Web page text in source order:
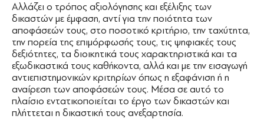
Αλλάζει ο τρόπος αξιολόγησης και εξέλιξης των
δικαστών με έμφαση, αντί για την ποιότητα των
αποφάσεών τους, στο ποσοτικό κριτήριο, την ταχύτητα,
την πορεία της επιμόρφωσής τους, τις ψηφιακές τους
δεξιότητες, τα διοικητικά τους χαρακτηριστικά και τα
εξωδικαστικά τους καθήκοντα, αλλά και με την εισαγωγή
αντιεπιστημονικών κριτηρίων όπως η εξαφάνιση ή η
αναίρεση των αποφάσεών τους. Μέσα σε αυτό το
πλαίσιο εντατικοποιείται το έργο των δικαστών και
πλήττεται η δικαστική τους ανεξαρτησία.